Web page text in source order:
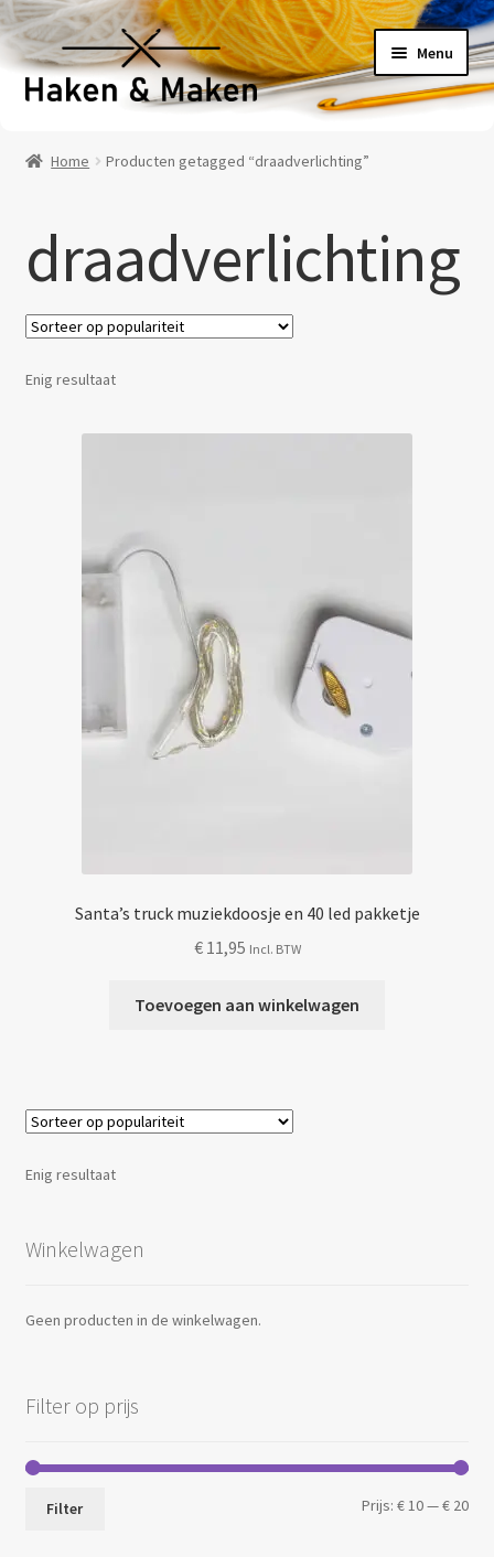
Ga
door
naar
Ga
naar
de
Menu
Haakpakketten
Home Producten getagged “draadverlichting”
draadverlichting
Enig resultaat
Santa’s truck muziekdoosje en 40 led pakketje
€11,95 Incl. BTW
Toevoegen aan winkelwagen
Enig resultaat
Winkelwagen
Geen producten in de winkelwagen.
Filter op prijs
Min.
Filter Prijs:€ 10—€ 20